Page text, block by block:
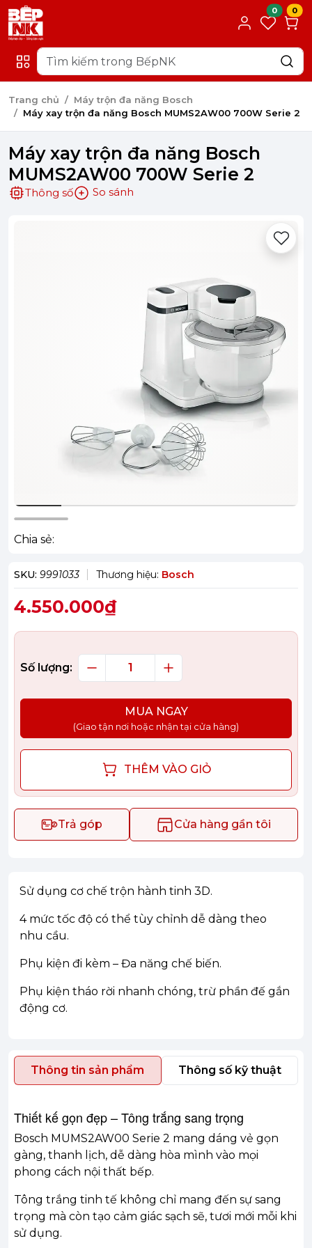
0 0
Trang chủ
Máy trộn đa năng Bosch
Máy xay trộn đa năng Bosch MUMS2AW00 700W Serie 2
Máy xay trộn đa năng Bosch
MUMS2AW00 700W Serie 2
Thông số So sánh
Chia sẻ:
SKU: 9991033 Thương hiệu: Bosch
4.550.000₫
Số lượng:
MUA NGAY
(Giao tận nơi hoặc nhận tại cửa hàng)
THÊM VÀO GIỎ
Trả góp Cửa hàng gần tôi
Sử dụng cơ chế trộn hành tinh 3D.
4 mức tốc độ có thể tùy chỉnh dễ dàng theo
nhu cầu.
Phụ kiện đi kèm – Đa năng chế biến.
Phụ kiện tháo rời nhanh chóng, trừ phần đế gắn
động cơ.
Thông tin sản phẩm Thông số kỹ thuật
Thiết kế gọn đẹp – Tông trắng sang trọng
Bosch MUMS2AW00 Serie 2 mang dáng vẻ gọn
gàng, thanh lịch, dễ dàng hòa mình vào mọi
phong cách nội thất bếp.
Tông trắng tinh tế không chỉ mang đến sự sang
trọng mà còn tạo cảm giác sạch sẽ, tươi mới mỗi khi
sử dụng.